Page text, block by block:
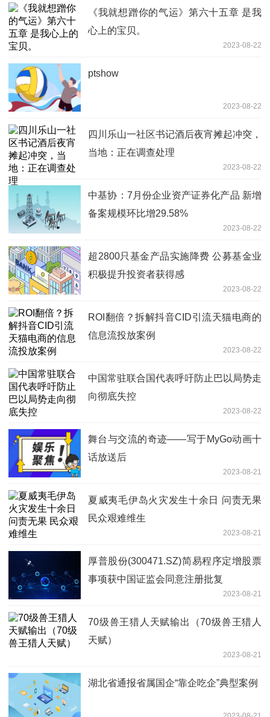
《我就想蹭你的气运》第六十五章 是我
心上的宝贝。
2023-08-22
ptshow
2023-08-22
四川乐山一社区书记酒后夜宵摊起冲突，
当地：正在调查处理
2023-08-22
中基协：7月份企业资产证券化产品 新增
备案规模环比增29.58%
2023-08-22
超2800只基金产品实施降费 公募基金业
积极提升投资者获得感
2023-08-22
ROI翻倍？拆解抖音CID引流天猫电商的
信息流投放案例
2023-08-22
中国常驻联合国代表呼吁防止巴以局势走
向彻底失控
2023-08-22
舞台与交流的奇迹——写于MyGo动画十
话放送后
2023-08-21
夏威夷毛伊岛火灾发生十余日 问责无果
民众艰难维生
2023-08-21
厚普股份(300471.SZ)简易程序定增股票
事项获中国证监会同意注册批复
2023-08-21
70级兽王猎人天赋输出（70级兽王猎人
天赋）
2023-08-21
湖北省通报省属国企“靠企吃企”典型案例